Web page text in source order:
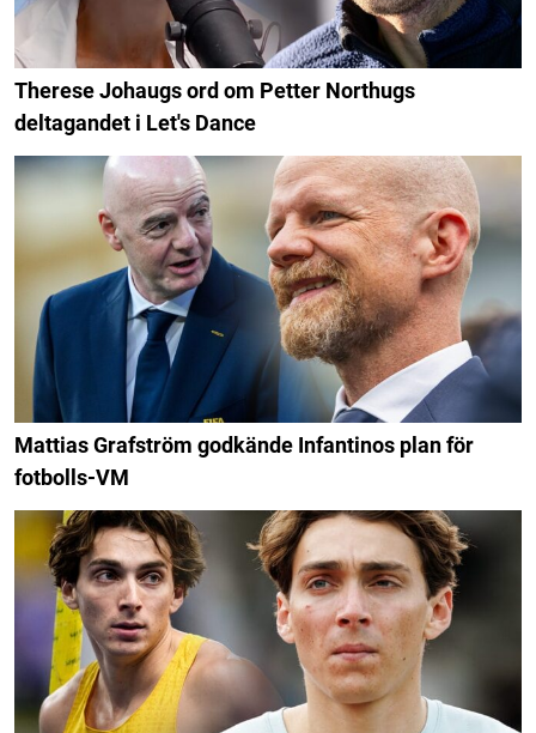
Therese Johaugs ord om Petter Northugs
deltagandet i Let's Dance
Mattias Grafström godkände Infantinos plan för
fotbolls-VM